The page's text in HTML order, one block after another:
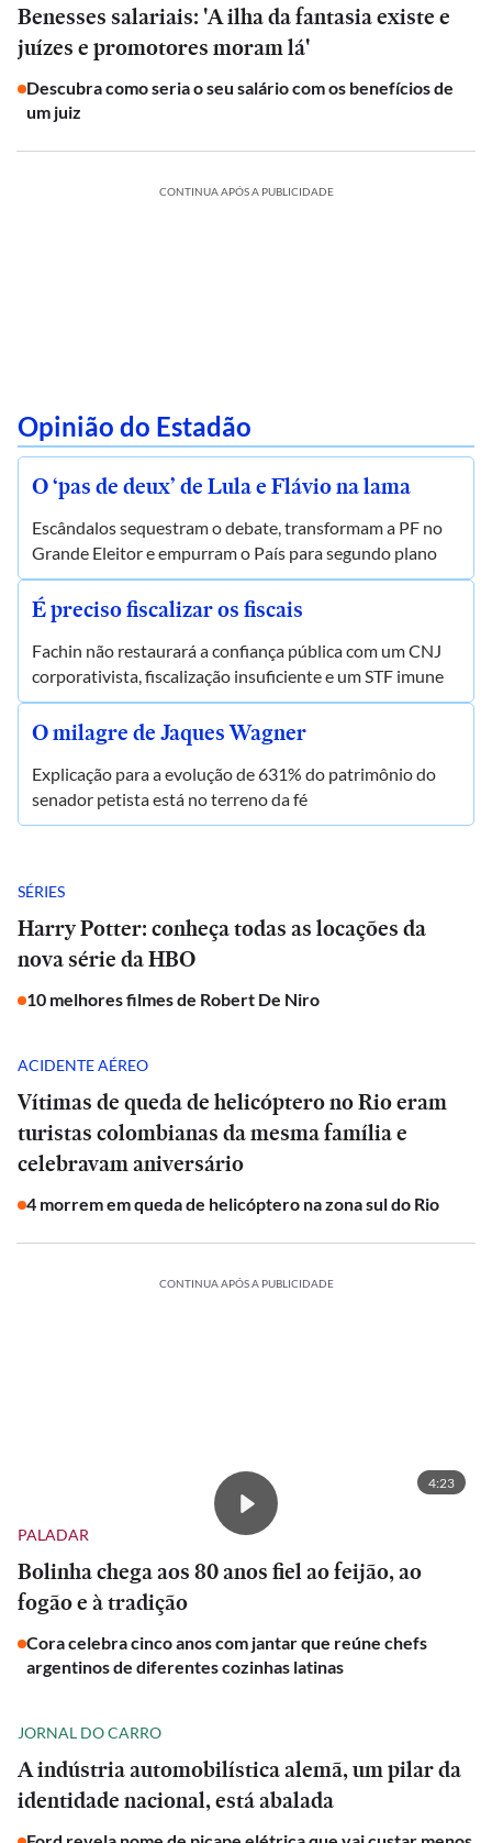
Benesses salariais: 'A ilha da fantasia existe e
juízes e promotores moram lá'
Descubra como seria o seu salário com os benefícios de
um juiz
CONTINUA APÓS A PUBLICIDADE
Opinião do Estadão
O ‘pas de deux’ de Lula e Flávio na lama
Escândalos sequestram o debate, transformam a PF no
Grande Eleitor e empurram o País para segundo plano
É preciso fiscalizar os fiscais
Fachin não restaurará a confiança pública com um CNJ
corporativista, fiscalização insuficiente e um STF imune
O milagre de Jaques Wagner
Explicação para a evolução de 631% do patrimônio do
senador petista está no terreno da fé
SÉRIES
Harry Potter: conheça todas as locações da
nova série da HBO
10 melhores filmes de Robert De Niro
ACIDENTE AÉREO
Vítimas de queda de helicóptero no Rio eram
turistas colombianas da mesma família e
celebravam aniversário
4 morrem em queda de helicóptero na zona sul do Rio
CONTINUA APÓS A PUBLICIDADE
4:23
PALADAR
Bolinha chega aos 80 anos fiel ao feijão, ao
fogão e à tradição
Cora celebra cinco anos com jantar que reúne chefs
argentinos de diferentes cozinhas latinas
JORNAL DO CARRO
A indústria automobilística alemã, um pilar da
identidade nacional, está abalada